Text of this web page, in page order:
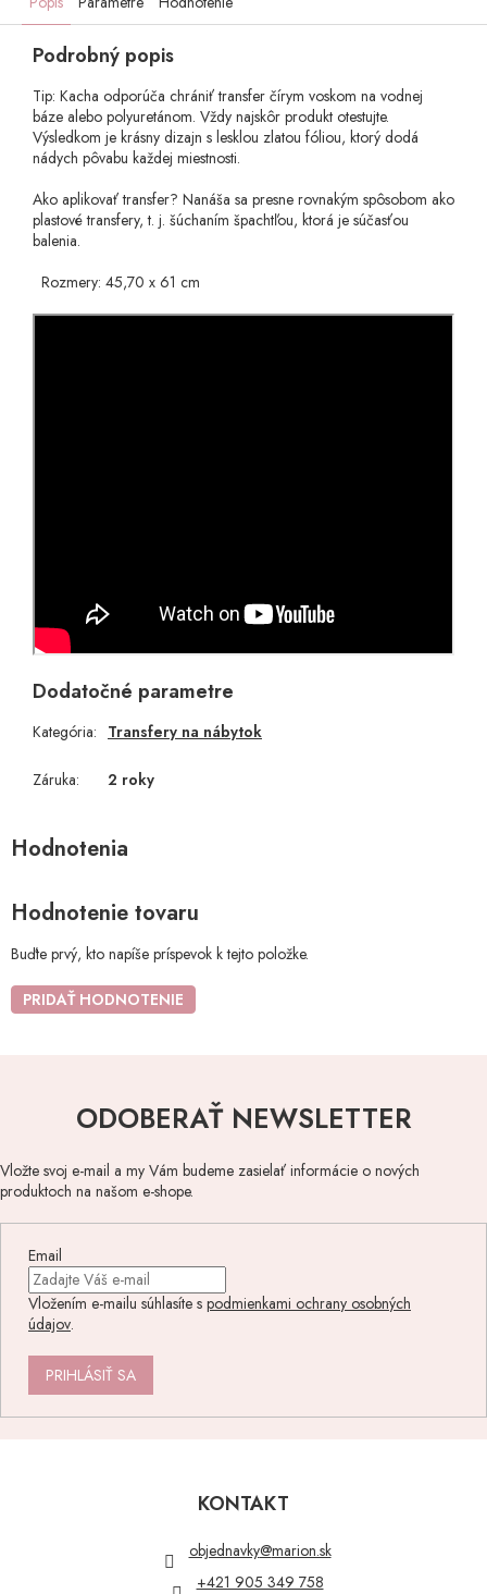
Podrobný popis
Tip: Kacha odporúča chrániť transfer čírym voskom na vodnej
báze alebo polyuretánom. Vždy najskôr produkt otestujte.
Výsledkom je krásny dizajn s lesklou zlatou fóliou, ktorý dodá
nádych pôvabu každej miestnosti.
Ako aplikovať transfer? Nanáša sa presne rovnakým spôsobom ako
plastové transfery, t. j. šúchaním špachtľou, ktorá je súčasťou
balenia.
Rozmery: 45,70 x 61 cm
Dodatočné parametre
Kategória: Transfery na nábytok
Záruka: 2 roky
Hodnotenie tovaru
Buďte prvý, kto napíše príspevok k tejto položke.
PRIDAŤ HODNOTENIE
ODOBERAŤ NEWSLETTER
Vložte svoj e-mail a my Vám budeme zasielať informácie o nových
produktoch na našom e-shope.
Email
Vložením e-mailu súhlasíte s podmienkami ochrany osobných
údajov.
PRIHLÁSIŤ SA
KONTAKT
objednavky@marion.sk
+421 905 349 758